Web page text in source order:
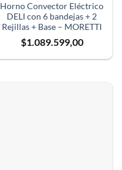
Horno Convector Eléctrico
DELI con 6 bandejas + 2
Rejillas + Base – MORETTI
$1.089.599,00